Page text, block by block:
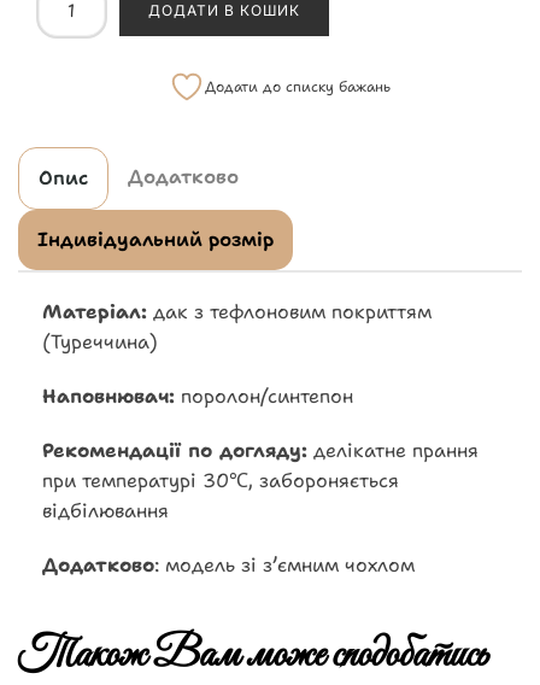
ДОДАТИ В КОШИК
Додати до списку бажань
Опис Додатково
Індивідуальний розмір
Матеріал: дак з тефлоновим покриттям
(Туреччина)
Наповнювач: поролон/синтепон
Рекомендації по догляду: делікатне прання
при температурі 30℃, забороняється
відбілювання
Додатково: модель зі з’ємним чохлом
Також Вам може сподобатись